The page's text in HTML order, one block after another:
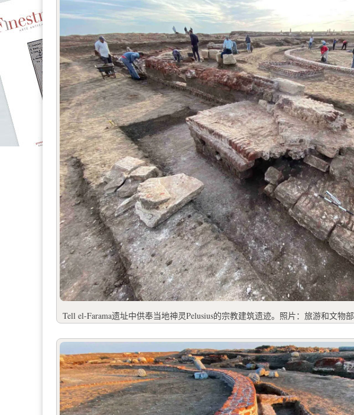
Tell el-Farama遗址中供奉当地神灵Pelusius的宗教建筑遗迹。照片：旅游和文物部